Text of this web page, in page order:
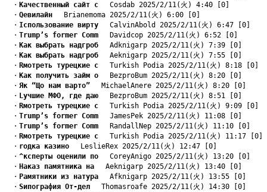
・ Kачественный сайт с Cosdab 2025/2/11(火) 4:40 [0]
・ Qевилайн Brianemoma 2025/2/11(火) 6:00 [0]
・ Iспользование вирту CalvinAbold 2025/2/11(火) 6:47 [0]
・ Trump’s former Comm Davidcop 2025/2/11(火) 6:52 [0]
・ Kак выбрать надгроб Adknigarp 2025/2/11(火) 7:39 [0]
・ Kак выбрать надгроб Aeknigarp 2025/2/11(火) 7:55 [0]
・ Rмотреть турецкие с Turkish Podia 2025/2/11(火) 8:18 [0]
・ Kак получить займ о BezproBum 2025/2/11(火) 8:20 [0]
・ Як “Що нам варто” MichaelAnere 2025/2/11(火) 8:20 [0]
・ Lучшие МФО, где даю BezproBum 2025/2/11(火) 8:51 [0]
・ Rмотреть турецкие с Turkish Podia 2025/2/11(火) 9:09 [0]
・ Trump’s former Comm JamesPek 2025/2/11(火) 11:08 [0]
・ Trump’s former Comm RandallNep 2025/2/11(火) 11:10 [0]
・ Rмотреть турецкие с Turkish Podia 2025/2/11(火) 11:17 [0]
・ rодка казино LeslieRex 2025/2/11(火) 12:47 [0]
・ ^ксперты оценили по CoreyAnigo 2025/2/11(火) 13:20 [0]
・ Hаказ памятника на Aeknigarp 2025/2/11(火) 13:40 [0]
・ Pамятники из натура Afknigarp 2025/2/11(火) 13:55 [0]
・ Sипография От-дел Thomasroafe 2025/2/11(火) 14:30 [0]